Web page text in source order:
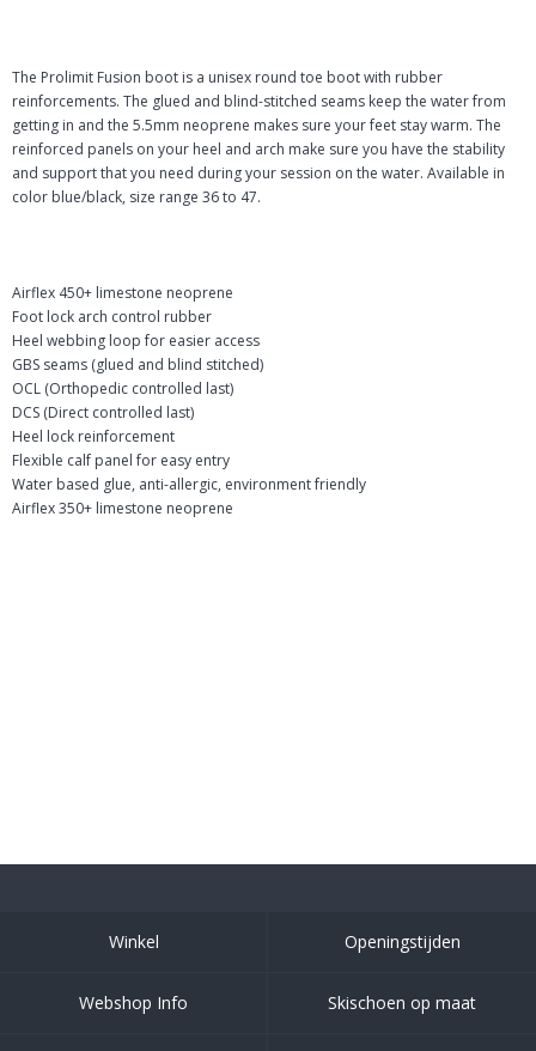
The Prolimit Fusion boot is a unisex round toe boot with rubber
reinforcements. The glued and blind-stitched seams keep the water from
getting in and the 5.5mm neoprene makes sure your feet stay warm. The
reinforced panels on your heel and arch make sure you have the stability
and support that you need during your session on the water. Available in
color blue/black, size range 36 to 47.
Airflex 450+ limestone neoprene
Foot lock arch control rubber
Heel webbing loop for easier access
GBS seams (glued and blind stitched)
OCL (Orthopedic controlled last)
DCS (Direct controlled last)
Heel lock reinforcement
Flexible calf panel for easy entry
Water based glue, anti-allergic, environment friendly
Airflex 350+ limestone neoprene
Winkel Openingstijden
Webshop Info Skischoen op maat